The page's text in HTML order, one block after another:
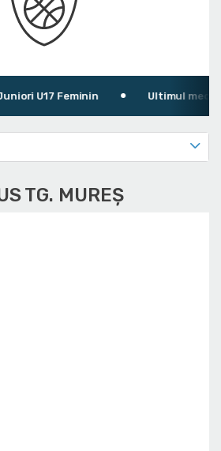
U17 Feminin Ultimul meci:
TG. MUREȘ